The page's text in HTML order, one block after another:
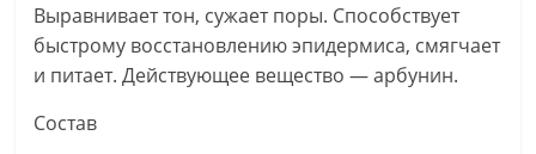
Выравнивает тон, сужает поры. Способствует
быстрому восстановлению эпидермиса, смягчает
и питает. Действующее вещество — арбунин.
Состав